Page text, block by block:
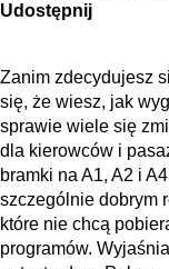
Udostępnij
Zanim zdecydujesz
się, że wiesz, jak
sprawie wiele się
dla kierowców i
bramki na A1, A2 i
szczególnie dobrym
które nie chcą
programów.